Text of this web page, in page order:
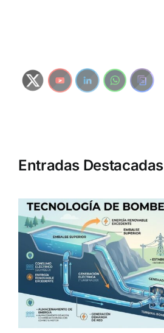
Entradas Destacadas